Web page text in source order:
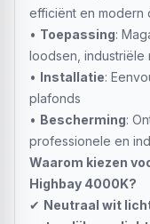
efficiënt en modern
• Toepassing:
loodsen, industriële
• Installatie:
plafonds
• Bescherming:
professionele en
Waarom kiezen
Highbay 4000K?
✔ Neutraal wit